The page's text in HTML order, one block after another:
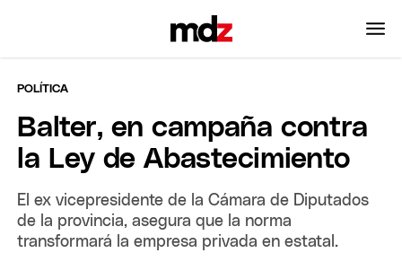
POLÍTICA
Balter, en campaña contra
la Ley de Abastecimiento
El ex vicepresidente de la Cámara de Diputados
de la provincia, asegura que la norma
transformará la empresa privada en estatal.